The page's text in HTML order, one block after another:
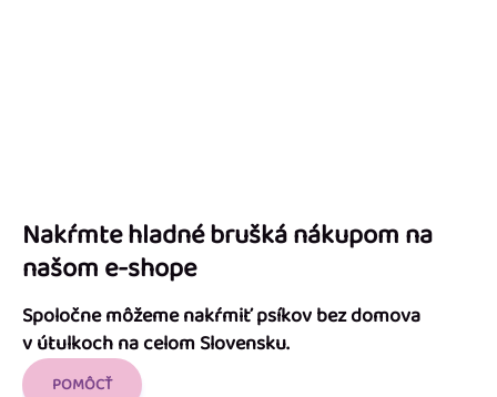
Nakŕmte hladné brušká nákupom na
našom e-shope
Spoločne môžeme nakŕmiť psíkov bez domova
v útulkoch na celom Slovensku.
POMÔCŤ